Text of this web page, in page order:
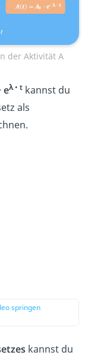
der Aktivität A
eλ• t kannst du
als
springen
kannst du